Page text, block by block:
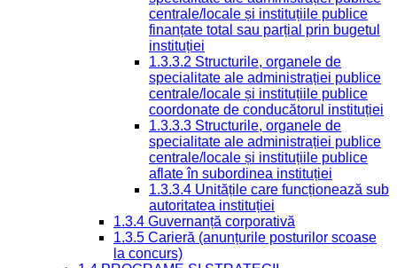
centrale/locale și instituțiile publice
finanțate total sau parțial prin bugetul
instituției
1.3.3.2 Structurile, organele de
specialitate ale administrației publice
centrale/locale și instituțiile publice
coordonate de conducătorul instituției
1.3.3.3 Structurile, organele de
specialitate ale administrației publice
centrale/locale și instituțiile publice
aflate în subordinea instituției
1.3.3.4 Unitățile care funcționează sub
autoritatea instituției
1.3.4 Guvernanță corporativă
1.3.5 Carieră (anunțurile posturilor scoase
la concurs)